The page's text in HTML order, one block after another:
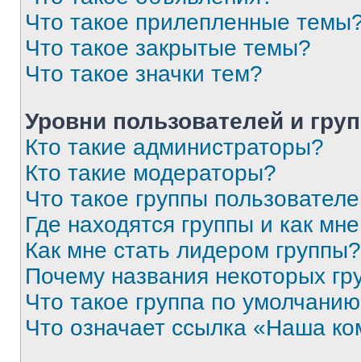
Что такое прилепленные
Что такое закрытые темы?
Что такое значки тем?
Уровни пользователей и
Кто такие администраторы?
Кто такие модераторы?
Что такое группы
Где находятся группы и как
Как мне стать лидером группы?
Почему названия некоторых
Что такое группа по
Что означает ссылка «Наша